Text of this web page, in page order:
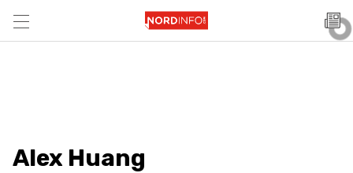
Alex Huang